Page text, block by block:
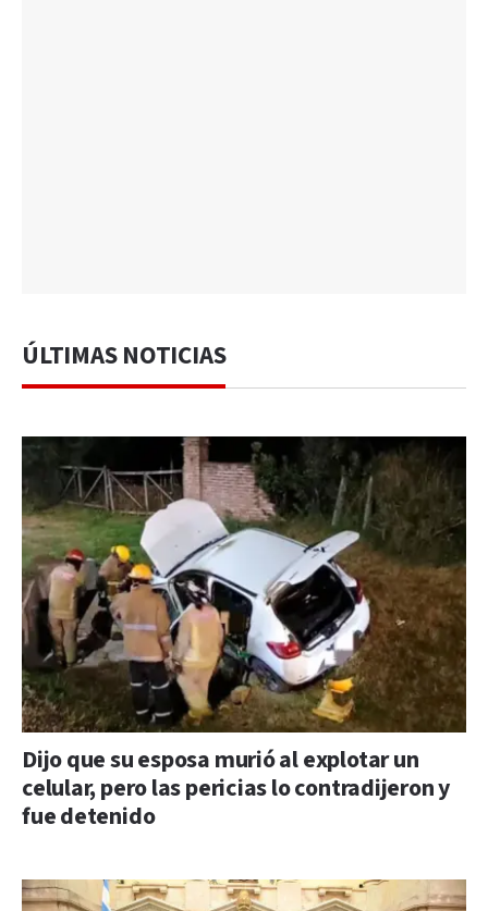
ÚLTIMAS NOTICIAS
Dijo que su esposa murió al explotar un
celular, pero las pericias lo contradijeron y
fue detenido